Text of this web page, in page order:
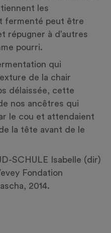
les
fermenté peut être
répugner à d’autres
pourri.
qui
de la chair
délaissée, cette
nos ancêtres qui
le cou et attendaient
la tête avant de le
SCHULE Isabelle (dir)
Fondation
2014.